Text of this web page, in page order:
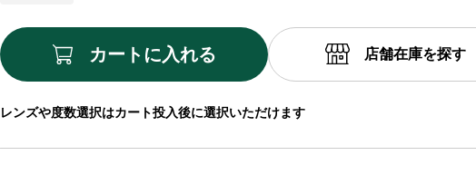
レンズや度数選択はカート投入後に選択いただけます
カートに入れる 店舗在庫を探す